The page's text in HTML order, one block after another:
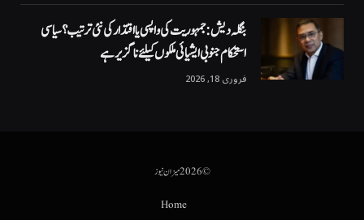
بنگلہ دیش: جمہوریت کی واپسی یا اقتدار کی نئی ترتیب؟ سیاسی
استحکام جنوبی ایشیائی ملکوں کیلئے ناگزیر ہے
فروری 18, 2026
© 2026 میزان نیوز
Home